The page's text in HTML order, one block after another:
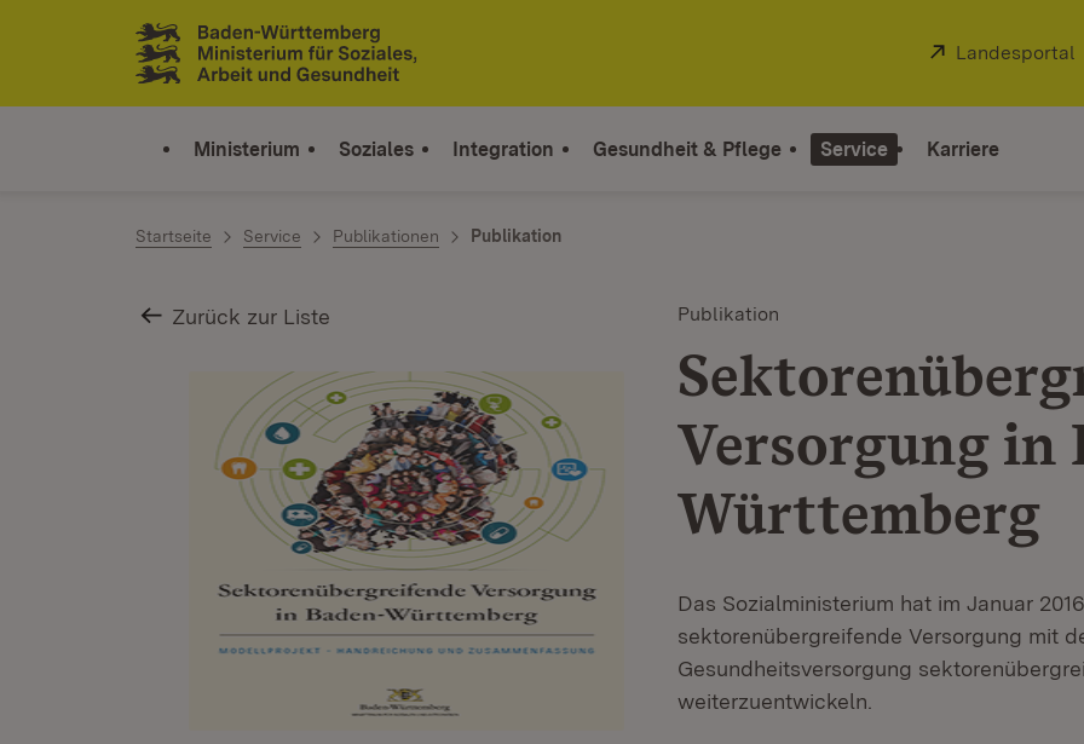
Zum Inhalt springen
Link zur Startseite
Extern:
Landesportal
Ministerium Soziales Integration Gesundheit & Pflege Service Karriere
Startseite Service Publikationen Publikation
Zurück zur Liste Publikation
Versorgung in
Württemberg
Das Sozialministerium hat im Januar
sektorenübergreifende Versorgung mit
Gesundheitsversorgung
weiterzuentwickeln.